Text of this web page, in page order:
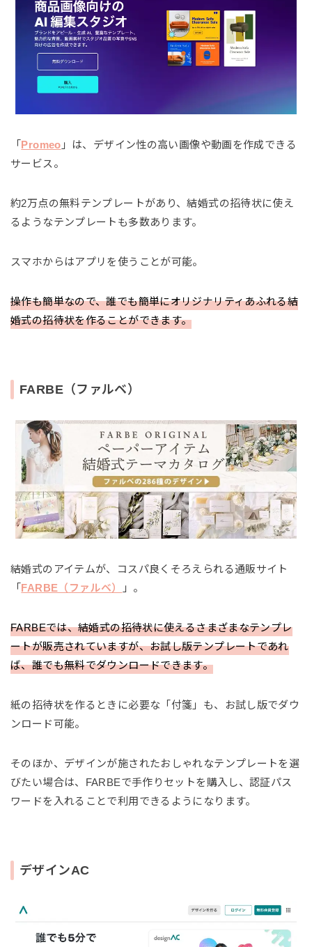
「 Promeo 」は、デザイン性の高い画像や動画を作成できる
サービス。
約2万点の無料テンプレートがあり、結婚式の招待状に使え
るようなテンプレートも多数あります。
スマホからはアプリを使うことが可能。
操作も簡単なので、誰でも簡単にオリジナリティあふれる結
婚式の招待状を作ることができます。
FARBE（ファルベ）
結婚式のアイテムが、コスパ良くそろえられる通販サイト
「 FARBE（ファルベ） 」。
FARBEでは、結婚式の招待状に使えるさまざまなテンプレ
ートが販売されていますが、お試し版テンプレートであれ
ば、誰でも無料でダウンロードできます。
紙の招待状を作るときに必要な「付箋」も、お試し版でダウ
ンロード可能。
そのほか、デザインが施されたおしゃれなテンプレートを選
びたい場合は、FARBEで手作りセットを購入し、認証パス
ワードを入れることで利用できるようになります。
デザインAC